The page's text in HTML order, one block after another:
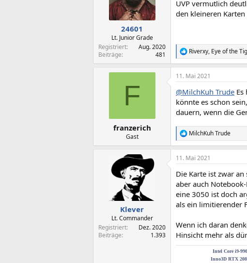
o
n
e
24601
Lt. Junior Grade
Registriert
Aug. 2020
Beiträge
481
UVP vermutlich
den kleineren
R
e
a
k
i
o
n
e
n
:
Riverxy, Eye of the
F
franzerich
Gast
11. Mai 2021
@MilchKuh Trude
könnte es schon
dauern, wenn die
R
e
a
k
i
o
n
e
n
MilchKuh Trude
Klever
Lt. Commander
Registriert
Dez. 2020
Beiträge
1.393
11. Mai 2021
Die Karte ist zwar
aber auch
eine 3050 ist doch
als ein limitierender
Wenn ich daran
Hinsicht mehr als
Intel Core i9-
Inno3D RTX